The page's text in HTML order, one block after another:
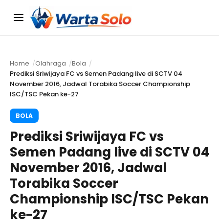
Menu
Home Olahraga
Bola
Prediksi Sriwijaya FC vs Semen Padang live di SCTV 04
November 2016, Jadwal Torabika Soccer Championship
ISC/TSC Pekan ke-27
BOLA
Prediksi Sriwijaya FC vs
Semen Padang live di SCTV 04
November 2016, Jadwal
Torabika Soccer
Championship ISC/TSC Pekan
ke-27